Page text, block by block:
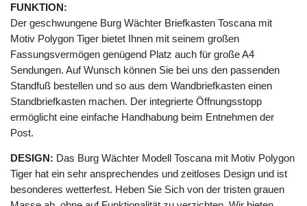
FUNKTION:
Der geschwungene Burg Wächter Briefkasten Toscana mit
Motiv Polygon Tiger bietet Ihnen mit seinem großen
Fassungsvermögen genügend Platz auch für große A4
Sendungen. Auf Wunsch können Sie bei uns den passenden
Standfuß bestellen und so aus dem Wandbriefkasten einen
Standbriefkasten machen. Der integrierte Öffnungsstopp
ermöglicht eine einfache Handhabung beim Entnehmen der
Post.
DESIGN: Das Burg Wächter Modell Toscana mit Motiv Polygon
Tiger hat ein sehr ansprechendes und zeitloses Design und ist
besonderes wetterfest. Heben Sie Sich von der tristen grauen